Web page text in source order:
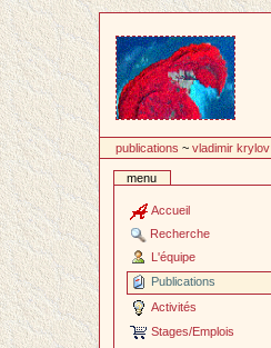
contenu
publications ~vladimir krylov
menu
Accueil
Recherche
L'équipe
Publications
Activités
Stages/Emplois